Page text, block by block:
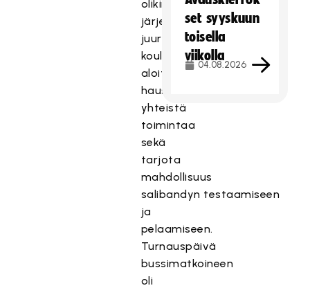
olikin
järjestää
juuri
koulutien
aloittaneille lapsille
hauskaa
yhteistä
toimintaa
sekä
tarjota
mahdollisuus
salibandyn testaamiseen
ja
pelaamiseen.
Turnauspäivä
bussimatkoineen
oli
set syyskuun
toisella
viikolla
04.08.2026